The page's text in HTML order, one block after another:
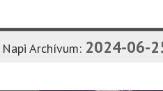
Napi Archívum: 2024-06-